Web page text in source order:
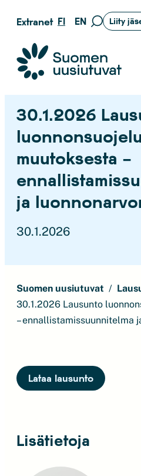
Siirry
sisältöön
Extranet FI EN
Siirry
Liity
Suomen uusiutuvat ry
30.1.2026
muutoksesta –
ja
30.1.2026
Suomen uusiutuvat
30.1.2026 Lausunto
– ennallistamissuunnitelma
Lataa lausunto
Lisätietoja